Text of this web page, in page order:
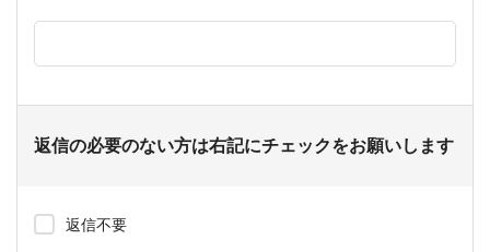
返信の必要のない方は右記にチェックをお願いします
返信不要